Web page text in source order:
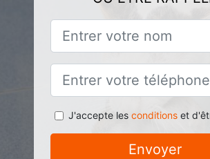
J'accepte les conditionset
Envoyer